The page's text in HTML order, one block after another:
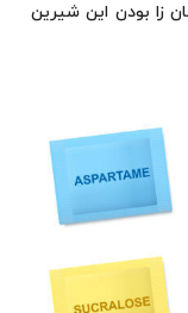
زا بودن این شیرین